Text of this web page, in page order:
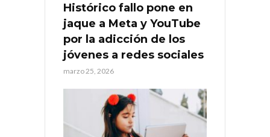
Histórico fallo pone en
jaque a Meta y YouTube
por la adicción de los
jóvenes a redes sociales
marzo 25, 2026